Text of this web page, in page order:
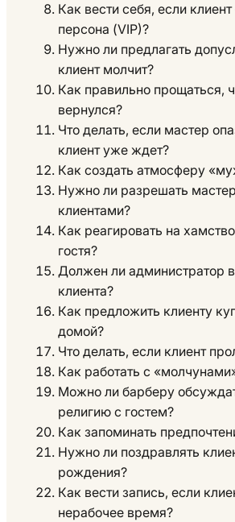
Как вести себя, если
персона (VIP)?
Нужно ли предлагать
клиент молчит?
Как правильно прощаться,
вернулся?
Что делать, если мастер
клиент уже ждет?
Как создать атмосферу
Нужно ли разрешать
клиентами?
Как реагировать на
гостя?
Должен ли администратор
клиента?
Как предложить клиенту
домой?
Что делать, если клиент
Как работать с
Можно ли барберу
религию с гостем?
Как запоминать
Нужно ли поздравлять
рождения?
Как вести запись, если
нерабочее время?